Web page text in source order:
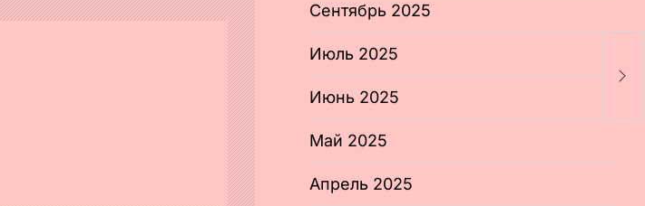
Сентябрь 2025
Июль 2025
Июнь 2025
Май 2025
Апрель 2025